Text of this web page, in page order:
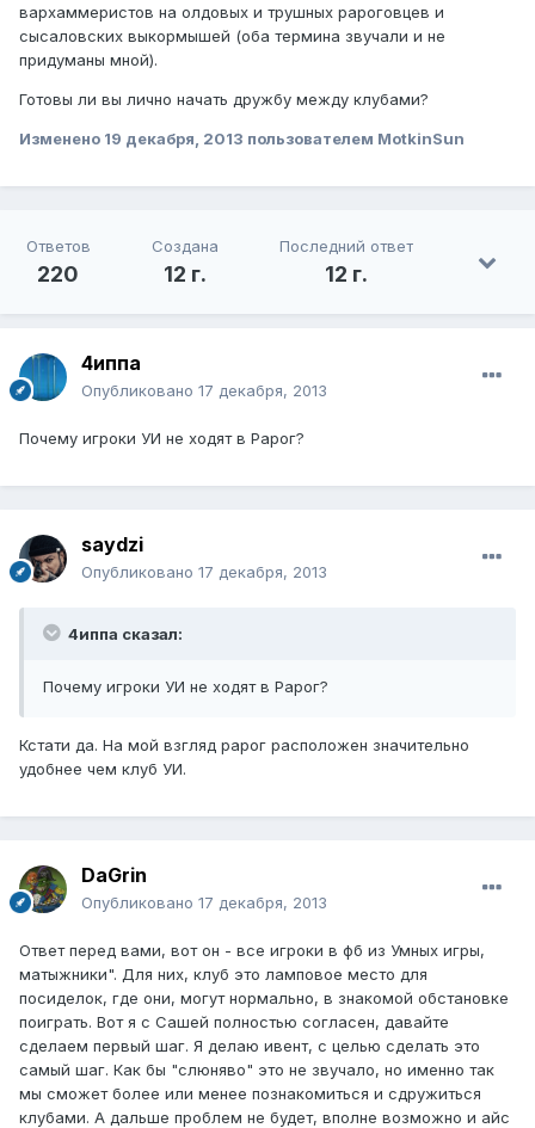
вархаммеристов на олдовых и трушных рароговцев и
сысаловских выкормышей (оба термина звучали и не
придуманы мной).
Готовы ли вы лично начать дружбу между клубами?
Изменено 19 декабря, 2013 пользователем MotkinSun
Ответов
220
Создана
12 г.
Последний ответ
12 г.
4иппа
Опубликовано 17 декабря, 2013
Почему игроки УИ не ходят в Рарог?
saydzi
Опубликовано 17 декабря, 2013
4иппа сказал:
Почему игроки УИ не ходят в Рарог?
Кстати да. На мой взгляд рарог расположен значительно
удобнее чем клуб УИ.
DaGrin
Опубликовано 17 декабря, 2013
Ответ перед вами, вот он - все игроки в фб из Умных игры,
матыжники". Для них, клуб это ламповое место для
посиделок, где они, могут нормально, в знакомой обстановке
поиграть. Вот я с Сашей полностью согласен, давайте
сделаем первый шаг. Я делаю ивент, с целью сделать это
самый шаг. Как бы "слюняво" это не звучало, но именно так
мы сможет более или менее познакомиться и сдружиться
клубами. А дальше проблем не будет, вполне возможно и айс